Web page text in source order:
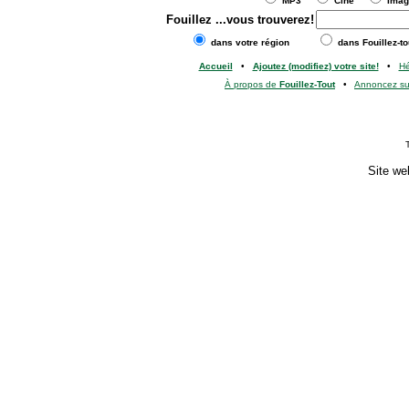
Fouillez ...vous trouverez!
dans votre région dans Fouillez-
Accueil • Ajoutez (modifiez) votre site!•
À propos de Fouillez-Tout• Annoncez
Site